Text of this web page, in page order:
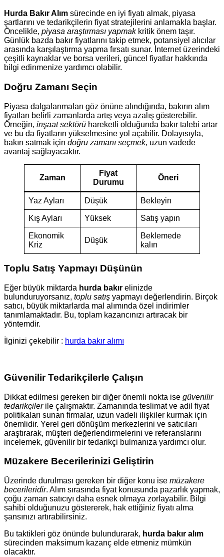
Hurda Bakır Alım sürecinde en iyi fiyatı almak, piyasa
şartlarını ve tedarikçilerin fiyat stratejilerini anlamakla başlar.
Öncelikle, piyasa araştırması yapmakkritik önem taşır.
Günlük bazda bakır fiyatlarını takip etmek, potansiyel alıcılar
arasında karşılaştırma yapma fırsatı sunar. İnternet üzerindeki
çeşitli kaynaklar ve borsa verileri, güncel fiyatlar hakkında
bilgi edinmenize yardımcı olabilir.
Doğru Zamanı Seçin
Piyasa dalgalanmaları göz önüne alındığında, bakırın alım
fiyatları belirli zamanlarda artış veya azalış gösterebilir.
Örneğin, inşaat sektörü hareketli olduğunda bakır talebi artar
ve bu da fiyatların yükselmesine yol açabilir. Dolayısıyla,
bakırı satmak için doğru zamanı seçmek, uzun vadede
avantaj sağlayacaktır.
Zaman
Fiyat
Durumu
Öneri
Yaz Ayları Düşük Bekleyin
Kış Ayları Yüksek Satış yapın
Ekonomik
Kriz
Düşük
Beklemede
kalın
Toplu Satış Yapmayı Düşünün
Eğer büyük miktarda hurda bakır elinizde
bulunduruyorsanız, toplu satış yapmayı değerlendirin. Birçok
satıcı, büyük miktarlarda mal alımında özel indirimler
tanımlamaktadır. Bu, toplam kazancınızı artıracak bir
yöntemdir.
İlginizi çekebilir : hurda bakır alımı
Güvenilir Tedarikçilerle Çalışın
Dikkat edilmesi gereken bir diğer önemli nokta ise güvenilir
tedarikçilerile çalışmaktır. Zamanında teslimat ve adil fiyat
politikaları sunan firmalar, uzun vadeli ilişkiler kurmak için
önemlidir. Yerel geri dönüşüm merkezlerini ve satıcıları
araştırarak, müşteri değerlendirmelerini ve referanslarını
incelemek, güvenilir bir tedarikçi bulmanıza yardımcı olur.
Müzakere Becerilerinizi Geliştirin
Üzerinde durulması gereken bir diğer konu ise müzakere
becerileridir. Alım sırasında fiyat konusunda pazarlık yapmak,
çoğu zaman satıcıyı daha esnek olmaya zorlayabilir. Bilgi
sahibi olduğunuzu göstererek, hak ettiğiniz fiyatı alma
şansınızı artırabilirsiniz.
Bu taktikleri göz önünde bulundurarak, hurda bakır alım
sürecinden maksimum kazanç elde etmeniz mümkün
olacaktır.